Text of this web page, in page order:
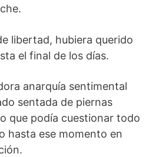
libertad, hubiera querido
el final de los días.
anarquía sentimental
sentada de piernas
que podía cuestionar todo
hasta ese momento en